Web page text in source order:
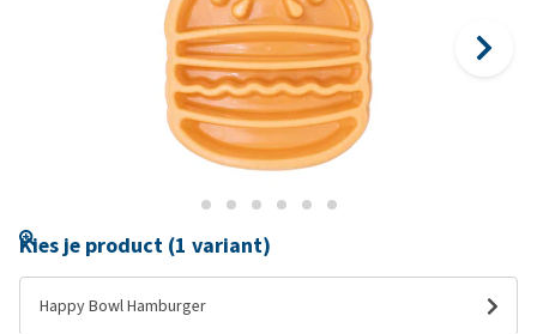
Kies je product (1 variant)
Happy Bowl Hamburger